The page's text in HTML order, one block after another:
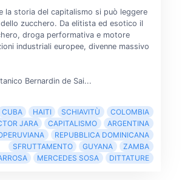
la storia del capitalismo si può leggere
zucchero. Da elitista ed esotico il
droga performativa e motore
industriali europee, divenne massivo
Bernardin de Sai...
CUBA HAITI SCHIAVITÙ
COLOMBIA
JARA CAPITALISMO
ARGENTINA
REPUBBLICA DOMINICANA
SFRUTTAMENTO
GUYANA
ZAMBA
MERCEDES SOSA DITTATURE